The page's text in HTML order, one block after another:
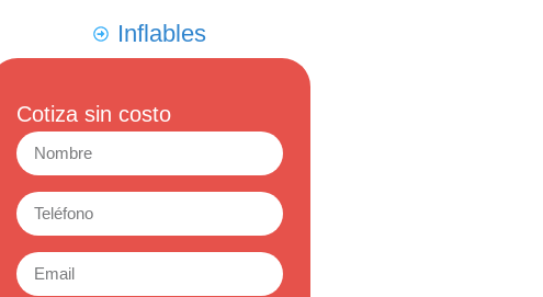
Inflables
Cotiza sin costo